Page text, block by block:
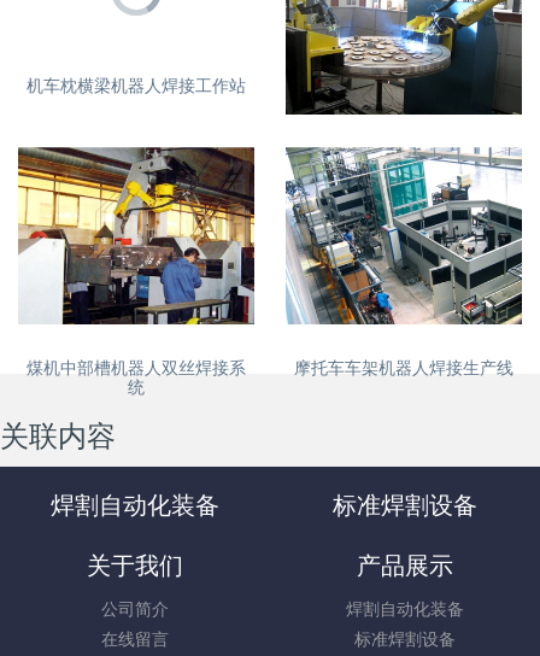
机车枕横梁机器人焊接工作站 核能锅炉焊接机器人工作站
煤机中部槽机器人双丝焊接系
统
摩托车车架机器人焊接生产线
关联内容
焊割自动化装备
标准焊割设备
关于我们
公司简介
在线留言
产品展示
焊割自动化装备
标准焊割设备